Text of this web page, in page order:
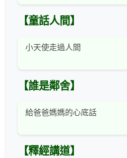
【童話人間】
小天使走過人間
【誰是鄰舍】
給爸爸媽媽的心底話
【釋經講道】